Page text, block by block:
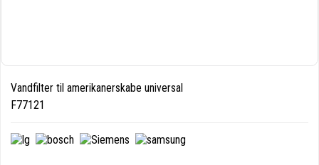
Vandfilter til amerikanerskabe universal
F77121